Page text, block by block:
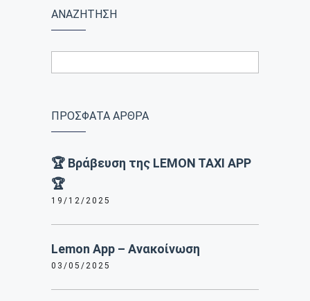
ΑΝΑΖΗΤΗΣΗ
ΠΡΟΣΦΑΤΑ ΑΡΘΡΑ
🏆 Βράβευση της LEMON TAXI APP
🏆
19/12/2025
Lemon App – Ανακοίνωση
03/05/2025